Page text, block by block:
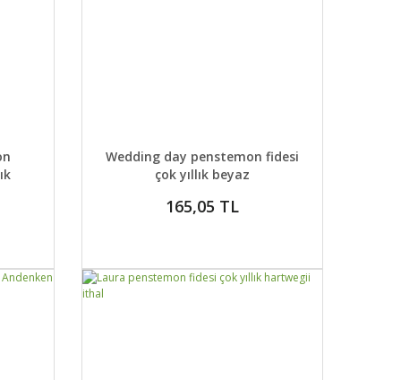
DETAYLAR SEPETE EKLE
Wedding day penstemon fidesi
çok yıllık beyaz
165,05 TL